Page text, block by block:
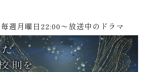
週月曜日22:00～放送中のドラマ